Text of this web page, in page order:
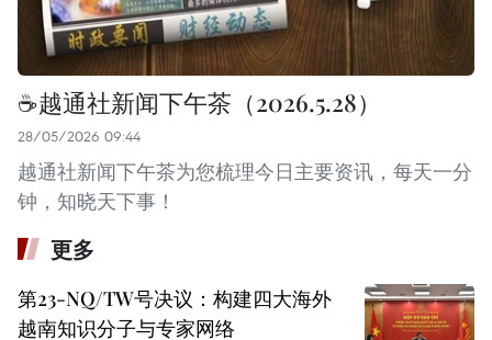
☕️越通社新闻下午茶（2026.5.28）
28/05/2026 09:44
越通社新闻下午茶为您梳理今日主要资讯，每天一分
钟，知晓天下事！
更多
第23-NQ/TW号决议：构建四大海外
越南知识分子与专家网络